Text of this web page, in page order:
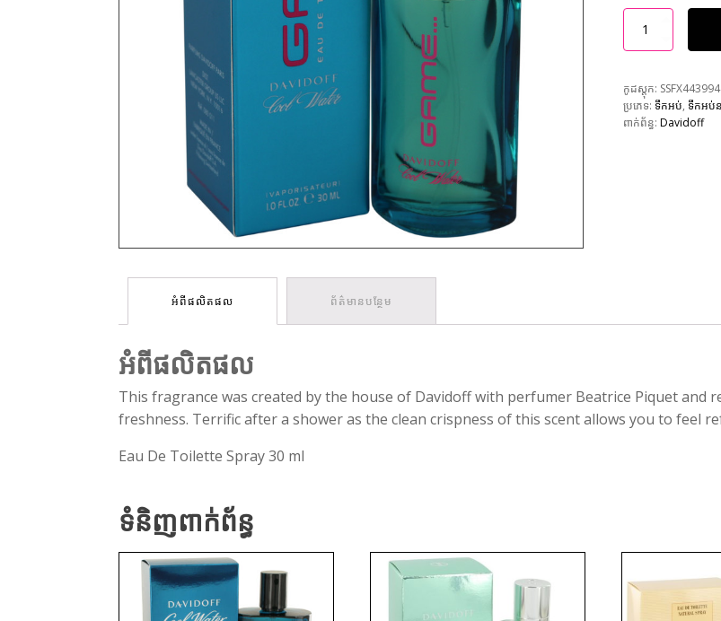
កូដស្តុក: SSFX443994
ប្រភេទ: ទឹកអប់, ទឹកអប់ន
ពាក់ព័ន្ធ: Davidoff
អំពីផលិតផល ព័ត៌មានបន្ថែម
អំពីផលិតផល
This fragrance was created by the house of Davidoff with perfumer Beatrice Piquet and
freshness. Terrific after a shower as the clean crispness of this scent allows you to feel
Eau De Toilette Spray 30 ml
ទំនិញពាក់ព័ន្ធ